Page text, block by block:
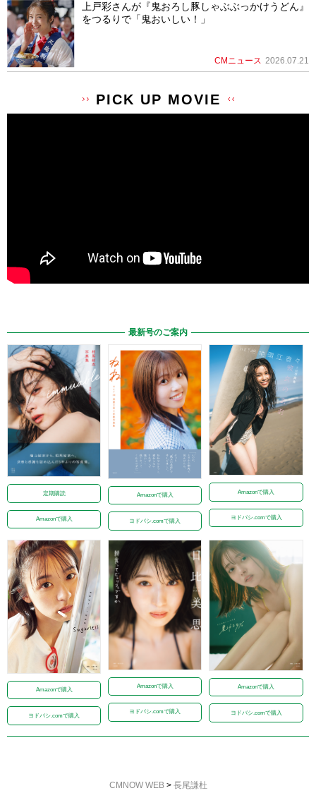
上戸彩さんが『鬼おろし豚しゃぶぶっかけうどん』
をつるりで「鬼おいしい！」
CMニュース 2026.07.21
PICK UP MOVIE
最新号のご案内
定期購読
Amazonで購入
Amazonで購入
ヨドバシ.comで購入
Amazonで購入
ヨドバシ.comで購入
Amazonで購入
ヨドバシ.comで購入
Amazonで購入
ヨドバシ.comで購入
Amazonで購入
ヨドバシ.comで購入
CMNOW WEB> 長尾謙杜